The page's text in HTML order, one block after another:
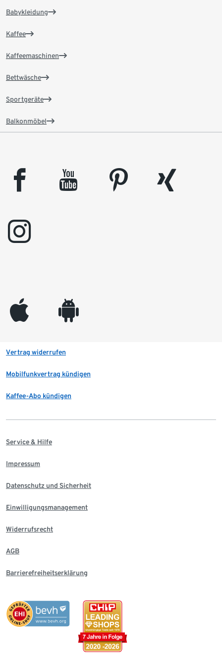
Babykleidung
Kaffee
Kaffeemaschinen
Bettwäsche
Sportgeräte
Balkonmöbel
facebook youtube pinterest
xing
instagram
appleinc android
Vertrag widerrufen
Mobilfunkvertrag kündigen
Kaffee-Abo kündigen
Service & Hilfe
Impressum
Datenschutz und Sicherheit
Einwilligungsmanagement
Widerrufsrecht
AGB
Barrierefreiheitserklärung